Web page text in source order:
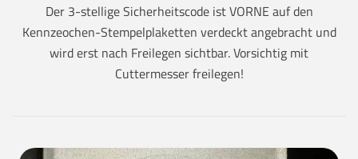
Der 3-stellige Sicherheitscode ist VORNE auf den
Kennzeochen-Stempelplaketten verdeckt angebracht und
wird erst nach Freilegen sichtbar. Vorsichtig mit
Cuttermesser freilegen!